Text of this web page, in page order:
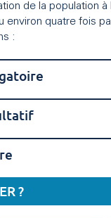
de la population
environ quatre fois
:
?